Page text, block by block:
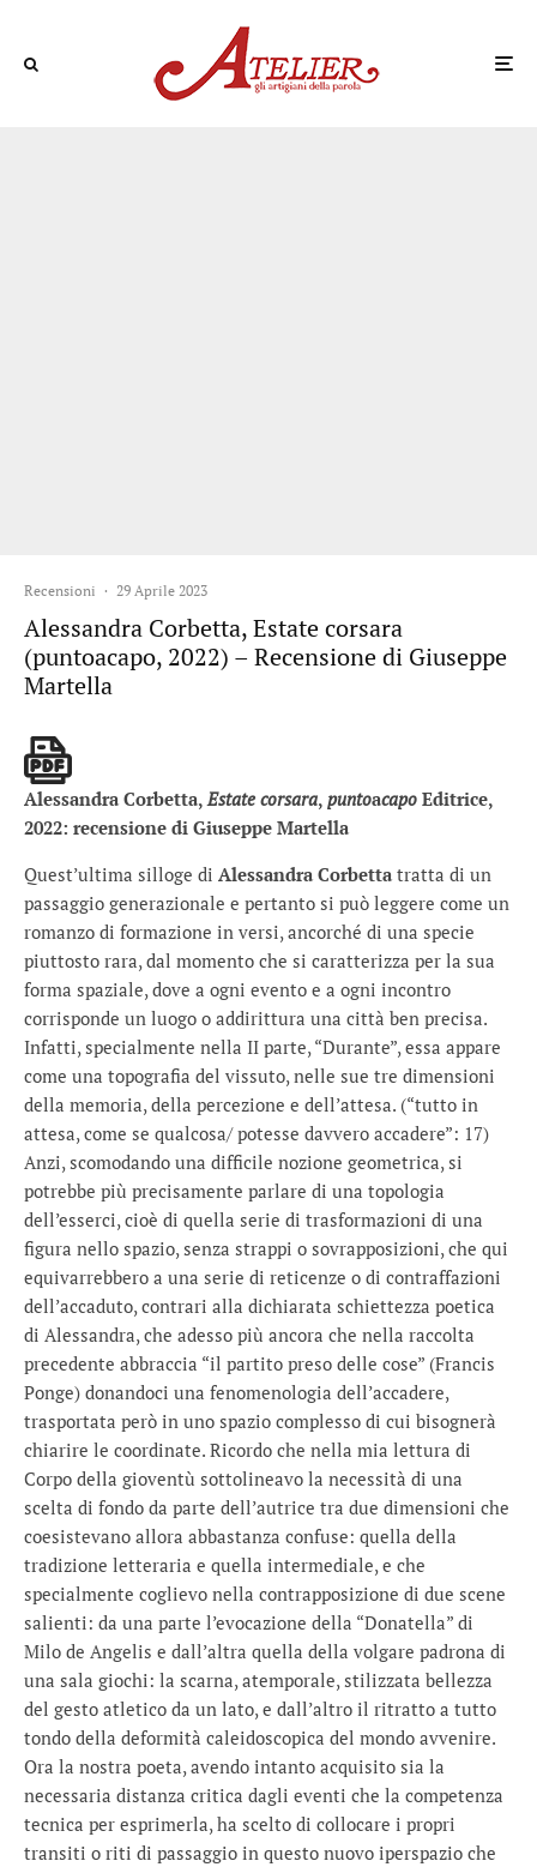
Recensioni · 29 Aprile 2023
Alessandra Corbetta, Estate corsara
(puntoacapo, 2022) – Recensione di Giuseppe
Martella
Alessandra Corbetta, Estate corsara, puntoacapo Editrice,
2022: recensione di Giuseppe Martella
Quest’ultima silloge di Alessandra Corbetta tratta di un
passaggio generazionale e pertanto si può leggere come un
romanzo di formazione in versi, ancorché di una specie
piuttosto rara, dal momento che si caratterizza per la sua
forma spaziale, dove a ogni evento e a ogni incontro
corrisponde un luogo o addirittura una città ben precisa.
Infatti, specialmente nella II parte, “Durante”, essa appare
come una topografia del vissuto, nelle sue tre dimensioni
della memoria, della percezione e dell’attesa. (“tutto in
attesa, come se qualcosa/ potesse davvero accadere”: 17)
Anzi, scomodando una difficile nozione geometrica, si
potrebbe più precisamente parlare di una topologia
dell’esserci, cioè di quella serie di trasformazioni di una
figura nello spazio, senza strappi o sovrapposizioni, che qui
equivarrebbero a una serie di reticenze o di contraffazioni
dell’accaduto, contrari alla dichiarata schiettezza poetica
di Alessandra, che adesso più ancora che nella raccolta
precedente abbraccia “il partito preso delle cose” (Francis
Ponge) donandoci una fenomenologia dell’accadere,
trasportata però in uno spazio complesso di cui bisognerà
chiarire le coordinate. Ricordo che nella mia lettura di
Corpo della gioventù sottolineavo la necessità di una
scelta di fondo da parte dell’autrice tra due dimensioni che
coesistevano allora abbastanza confuse: quella della
tradizione letteraria e quella intermediale, e che
specialmente coglievo nella contrapposizione di due scene
salienti: da una parte l’evocazione della “Donatella” di
Milo de Angelis e dall’altra quella della volgare padrona di
una sala giochi: la scarna, atemporale, stilizzata bellezza
del gesto atletico da un lato, e dall’altro il ritratto a tutto
tondo della deformità caleidoscopica del mondo avvenire.
Ora la nostra poeta, avendo intanto acquisito sia la
necessaria distanza critica dagli eventi che la competenza
tecnica per esprimerla, ha scelto di collocare i propri
transiti o riti di passaggio in questo nuovo iperspazio che